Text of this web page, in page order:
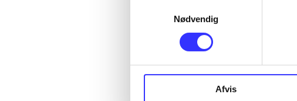
Nødvendig
Afvis
...
...